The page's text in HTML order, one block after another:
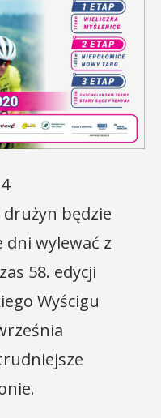
będzie
wylewać z
58. edycji
Wyścigu